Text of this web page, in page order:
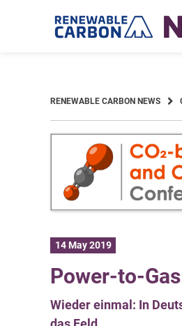
RENEWABLE CARBON NEWS
14 May 2019
Power-to-
Wieder einmal: In